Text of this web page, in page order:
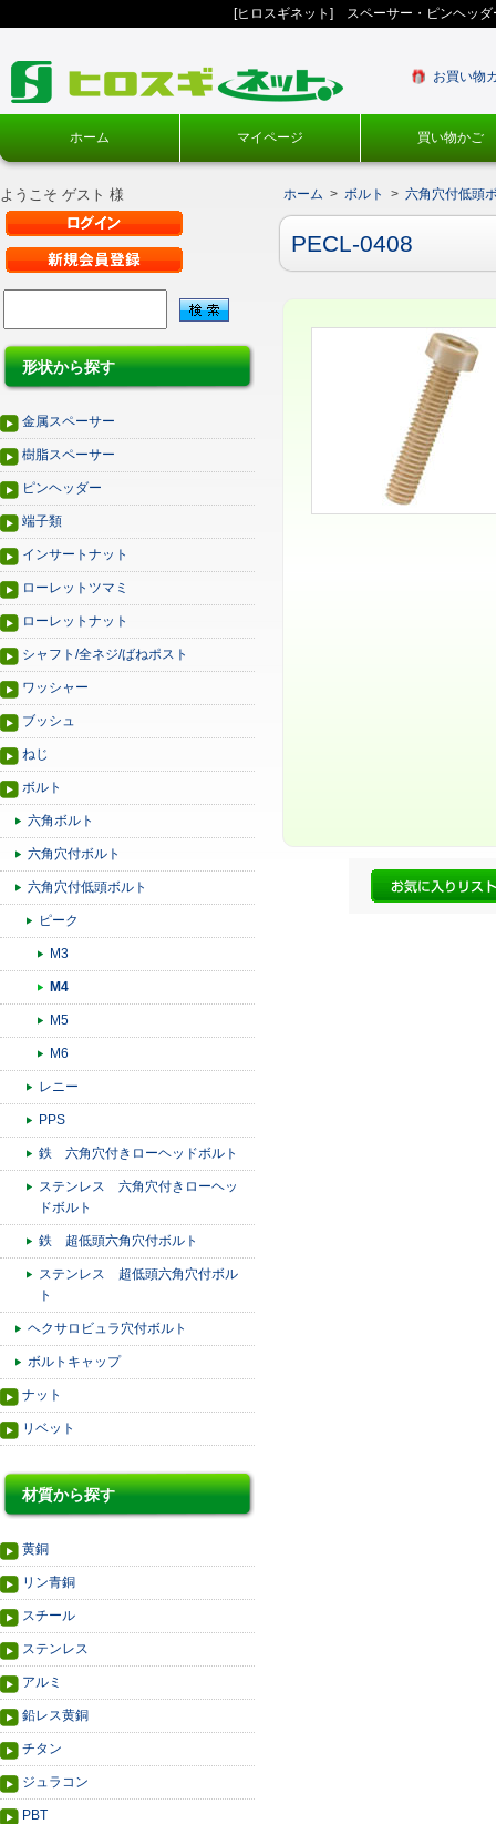
[ヒロスギネット] スペーサー・ピンヘッ
お買い物
ホーム マイページ 買い物かご
ようこそ ゲスト 様
形状から探す
金属スペーサー
樹脂スペーサー
ピンヘッダー
端子類
インサートナット
ローレットツマミ
ローレットナット
シャフト/全ネジ/ばねポスト
ワッシャー
ブッシュ
ねじ
ボルト
六角ボルト
六角穴付ボルト
六角穴付低頭ボルト
ピーク
M3
M4
M5
M6
レニー
PPS
鉄 六角穴付きローヘッドボルト
ステンレス 六角穴付きローヘッ
ドボルト
鉄 超低頭六角穴付ボルト
ステンレス 超低頭六角穴付ボル
ト
ヘクサロビュラ穴付ボルト
ボルトキャップ
ナット
リベット
材質から探す
黄銅
リン青銅
スチール
ステンレス
アルミ
鉛レス黄銅
チタン
ジュラコン
PBT
ホーム > ボルト > 六角穴付低頭
PECL-0408